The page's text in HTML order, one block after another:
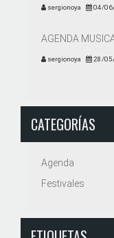
sergionoya 04/
AGENDA
sergionoya 28/
CATEGORÍAS
Agenda
Festivales